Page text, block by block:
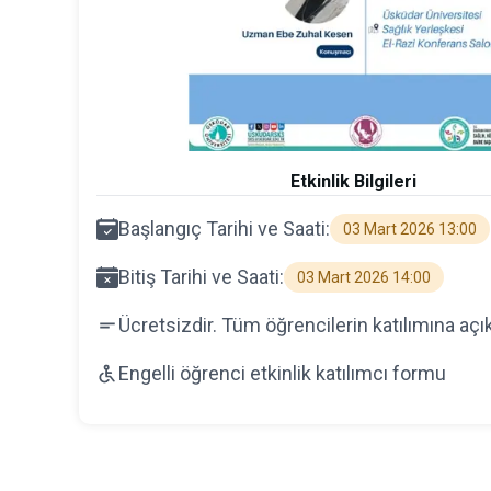
Etkinlik Bilgileri
Başlangıç Tarihi ve Saati: 03 Mart 2026 13:00
Bitiş Tarihi ve Saati: 03 Mart 2026 14:00
Ücretsizdir. Tüm öğrencilerin katılımına
Engelli öğrenci etkinlik katılımcı formu